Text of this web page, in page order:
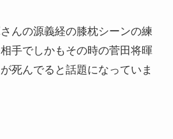
んの源義経の膝枕シーンの練
手でしかもその時の菅田将暉
死んでると話題になっていま